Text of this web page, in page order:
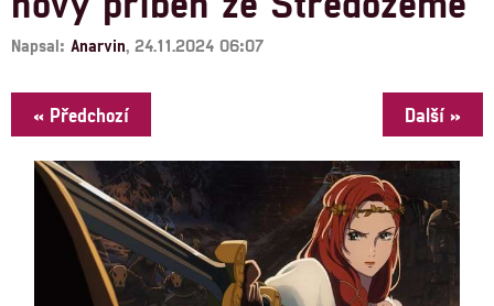
Napsal: Anarvin, 24.11.2024 06:07
« Předchozí Další »